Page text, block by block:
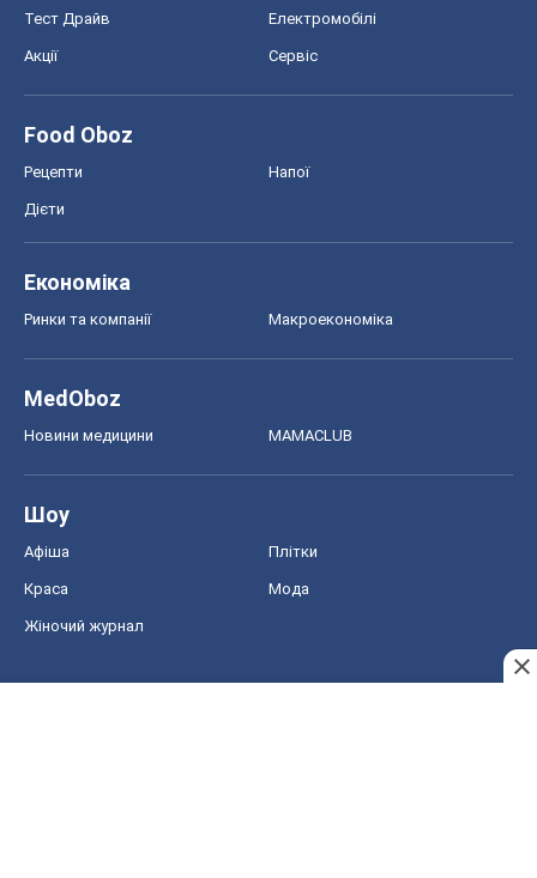
Тест Драйв Електромобілі
Акції Сервіс
Food Oboz
Рецепти Напої
Дієти
Економіка
Ринки та компанії Макроекономіка
MedOboz
Новини медицини MAMACLUB
Шоу
Афіша Плітки
Краса Мода
Жіночий журнал